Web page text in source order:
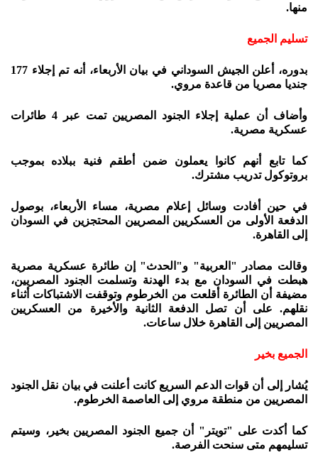
منها.
تسليم الجميع
بدوره، أعلن الجيش السوداني في بيان الأربعاء، أنه تم إجلاء 177
جنديا مصريا من قاعدة مروي.
وأضاف أن عملية إجلاء الجنود المصريين تمت عبر 4 طائرات
عسكرية مصرية.
كما تابع أنهم كانوا يعملون ضمن أطقم فنية ببلاده بموجب
بروتوكول تدريب مشترك.
في حين أفادت وسائل إعلام مصرية، مساء الأربعاء، بوصول
الدفعة الأولى من العسكريين المصريين المحتجزين في السودان
إلى القاهرة.
وقالت مصادر "العربية" و"الحدث" إن طائرة عسكرية مصرية
هبطت في السودان مع بدء الهدنة وتسلمت الجنود المصريين،
مضيفة أن الطائرة أقلعت من الخرطوم وتوقفت الاشتباكات أثناء
نقلهم. على أن تصل الدفعة الثانية والأخيرة من العسكريين
المصريين إلى القاهرة خلال ساعات.
الجميع بخير
يُشار إلى أن قوات الدعم السريع كانت أعلنت في بيان نقل الجنود
المصريين من منطقة مروي إلى العاصمة الخرطوم.
كما أكدت على "تويتر" أن جميع الجنود المصريين بخير، وسيتم
تسليمهم متى سنحت الفرصة.